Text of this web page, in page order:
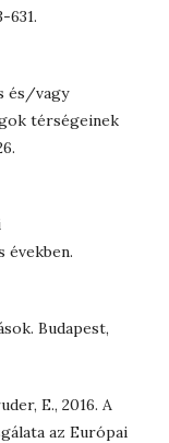
631.
és/vagy
térségeinek
években.
Budapest,
E., 2016. A
az Európai